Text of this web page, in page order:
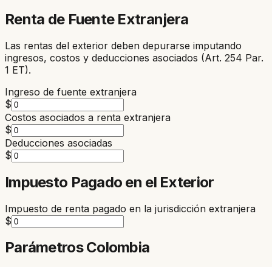
Renta de Fuente Extranjera
Las rentas del exterior deben depurarse imputando
ingresos, costos y deducciones asociados (Art. 254 Par.
1 ET).
Ingreso de fuente extranjera
$
Costos asociados a renta extranjera
$
Deducciones asociadas
$
Impuesto Pagado en el Exterior
Impuesto de renta pagado en la jurisdicción extranjera
$
Parámetros Colombia